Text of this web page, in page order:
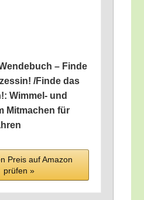
– Fin­de
/​Fin­de das
Wim­mel- und
Mit­ma­chen für
Preis auf Ama­zon
prü­fen »